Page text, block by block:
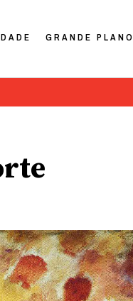
GRANDE PLANO